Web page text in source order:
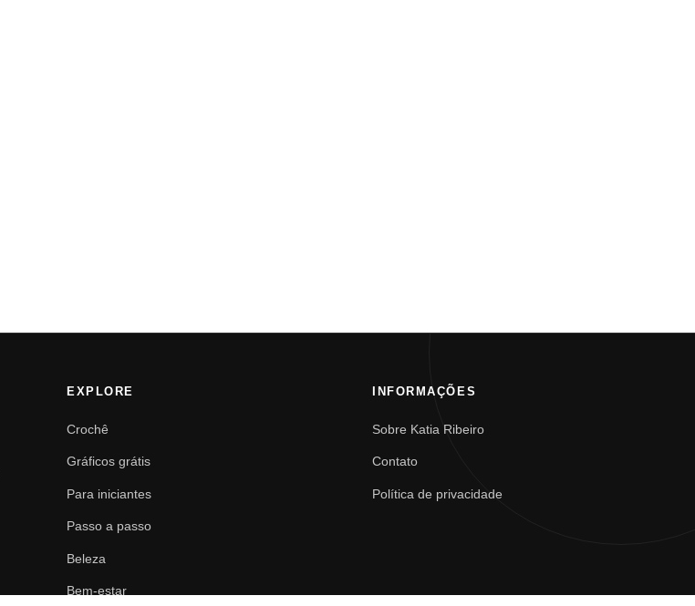
EXPLORE
Crochê
Gráficos grátis
Para iniciantes
Passo a passo
Beleza
Bem-estar
INFORMAÇÕES
Sobre Katia Ribeiro
Contato
Política de privacidade